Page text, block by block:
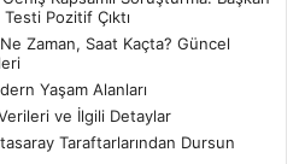
Testi Pozitif Çıktı
Ne Zaman, Saat Kaçta? Güncel
Yaşam Alanları
ve İlgili Detaylar
Taraftarlarından Dursun